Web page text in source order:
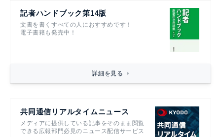
記者ハンドブック第14版
文書を書くすべての人におすすめです！
電子書籍も発売中！
詳細を見る
共同通信リアルタイムニュース
メディアに提供している記事をそのまま閲覧
できる広報部門必見のニュース配信サービス